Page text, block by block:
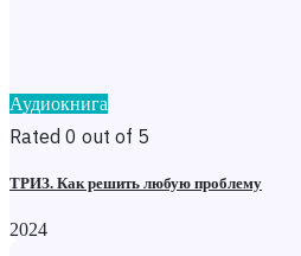
Аудиокнига
Rated 0 out of 5
ТРИЗ. Как решить любую проблему
2024